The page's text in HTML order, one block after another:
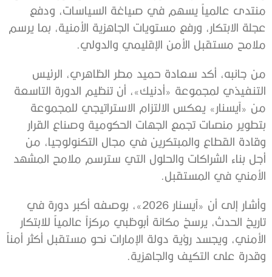
منتدى عالمياً يسهم في صياغة السياسات، ودفع
عجلة الابتكار، ورفع مستويات الجاهزية الأمنية، بما يرسم
ملامح مستقبل الأمن الإقليمي والدولي.
من جانبه، أكد سعادة حميد مطر الظاهري، الرئيس
التنفيذي لمجموعة «أدنيك»، أن تنظيم الدورة التاسعة
من «آيسنار» يعكس الالتزام الاستراتيجي للمجموعة
بتطوير منصات تجمع الجهات الحكومية وصناع القرار
وقادة القطاع والمبتكرين في مجال التكنولوجيا، من
أجل بناء الشراكات والحلول التي سترسم ملامح المشهد
الأمني في المستقبل.
وأشار إلى أن «آيسنار 2026»، بوصفه أكبر دورة في
تاريخ الحدث، يرسخ مكانة أبوظبي مركزاً عالمياً للابتكار
الأمني، ويجسد رؤية دولة الإمارات نحو مستقبل أكثر أمناً
وقدرة على التكيف والجاهزية.